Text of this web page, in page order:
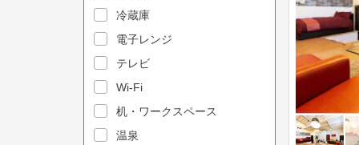
n
d
a
r
a
n
a
l
e
n
d
r
冷蔵庫
電子レンジ
テレビ
Wi-Fi
机・ワークスペース
温泉